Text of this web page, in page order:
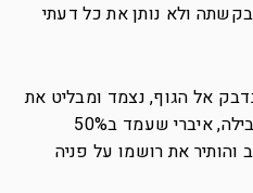
ולא נותן את כל דעתי
אל הגוף, נצמד ומבליט את
צורת הגוף, במיוחד באזור החבילה, איברי שעמד ב50%
את רושמו על פניה